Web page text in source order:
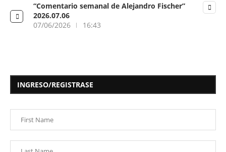
“Comentario semanal de Alejandro Fischer”
2026.07.06
07/06/2026
16:43
INGRESO/REGISTRASE